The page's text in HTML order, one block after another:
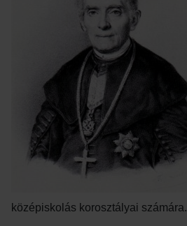
középiskolás korosztályai számára.